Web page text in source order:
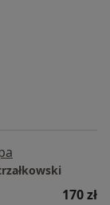
170 zł